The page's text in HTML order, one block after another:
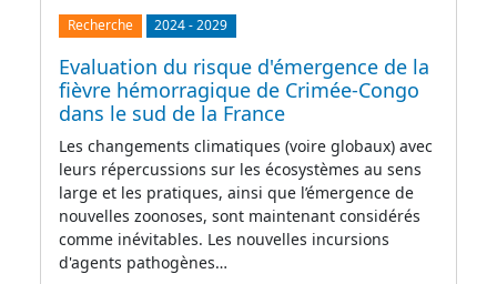
Recherche 2024-2029
Evaluation du risque d'émergence de la
fièvre hémorragique de Crimée-Congo
dans le sud de la France
Les changements climatiques (voire globaux) avec
leurs répercussions sur les écosystèmes au sens
large et les pratiques, ainsi que l’émergence de
nouvelles zoonoses, sont maintenant considérés
comme inévitables. Les nouvelles incursions
d'agents pathogènes…